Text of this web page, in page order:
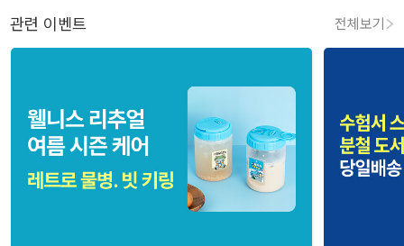
관련 이벤트 전체보기